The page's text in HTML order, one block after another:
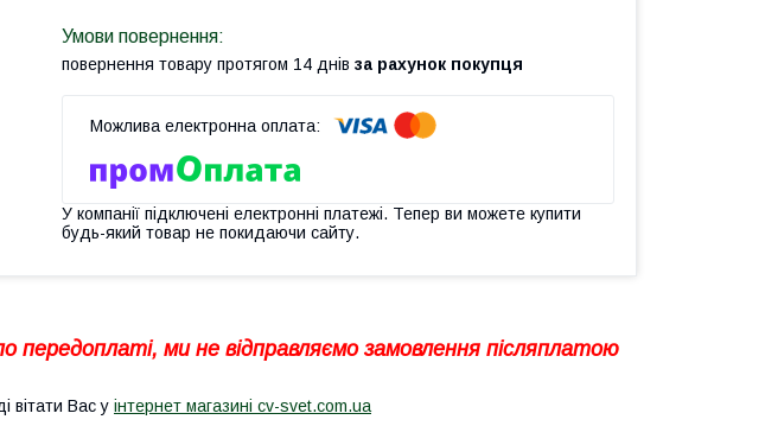
повернення товару протягом 14 днів за рахунок покупця
У компанії підключені електронні платежі. Тепер ви можете купити
будь-який товар не покидаючи сайту.
передоплаті, ми не відправляємо замовлення післяплатою
вітати Вас у інтернет магазині cv-svet.com.ua